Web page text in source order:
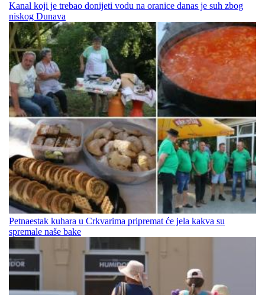
Kanal koji je trebao donijeti vodu na oranice danas je suh zbog
niskog Dunava
Petnaestak kuhara u Crkvarima pripremat će jela kakva su
spremale naše bake